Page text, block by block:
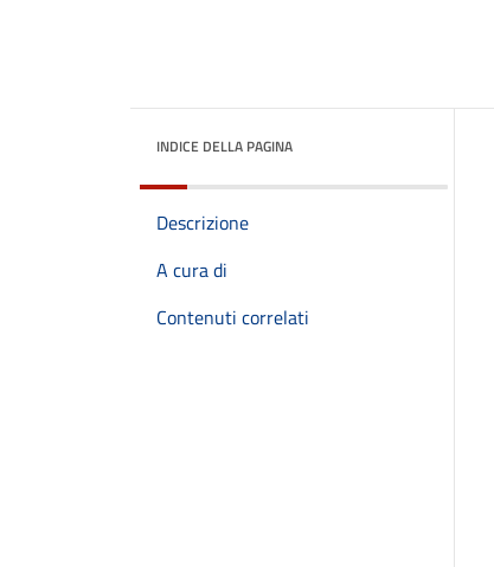
INDICE DELLA PAGINA
Descrizione
A cura di
Contenuti correlati